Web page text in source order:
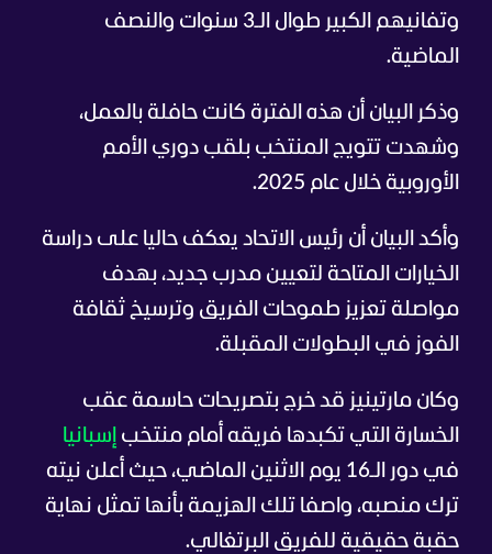
وتفانيهم الكبير طوال الـ3 سنوات والنصف
الماضية.
وذكر البيان أن هذه الفترة كانت حافلة بالعمل،
وشهدت تتويج المنتخب بلقب دوري الأمم
الأوروبية خلال عام 2025.
وأكد البيان أن رئيس الاتحاد يعكف حاليا على دراسة
الخيارات المتاحة لتعيين مدرب جديد، بهدف
مواصلة تعزيز طموحات الفريق وترسيخ ثقافة
الفوز في البطولات المقبلة.
وكان مارتينيز قد خرج بتصريحات حاسمة عقب
الخسارة التي تكبدها فريقه أمام منتخب إسبانيا
في دور الـ16 يوم الاثنين الماضي، حيث أعلن نيته
ترك منصبه، واصفا تلك الهزيمة بأنها تمثل نهاية
حقبة حقيقية للفريق البرتغالي.